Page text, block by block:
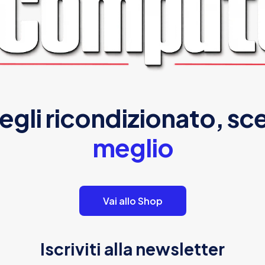
ricondizionato,
meglio
Vai allo Shop
Iscriviti alla newsletter